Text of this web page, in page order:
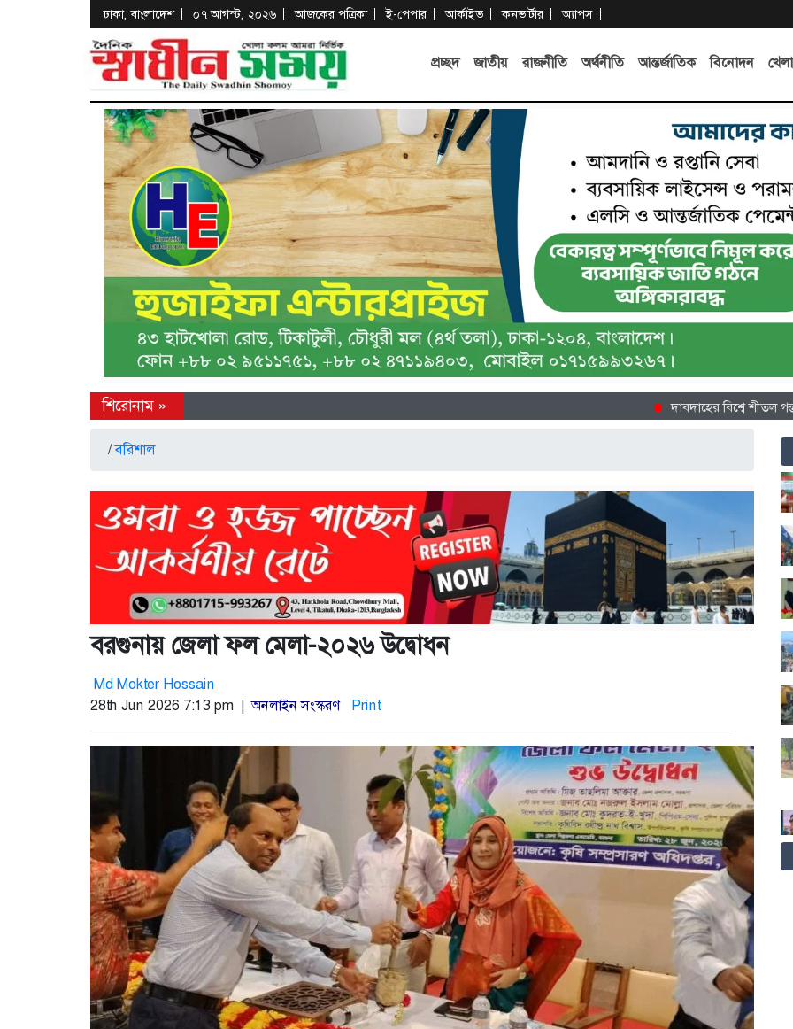
ঢাকা, বাংলাদেশ ০৭ আগস্ট, ২০২৬ আজকের পত্রিকা ই-পেপার আর্কাইভ কনভার্টার অ্যাপস
প্রচ্ছদ জাতীয় রাজনীতি অর্থনীতি আন্তর্জাতিক বিনোদন
দাবদাহের বিশ্বে শীতল গন্তব্য
/বরিশাল
বরগুনায় জেলা ফল মেলা-২০২৬ উদ্বোধন
Md Mokter Hossain
28th Jun 2026 7:13 pm |অনলাইন সংস্করণ Print